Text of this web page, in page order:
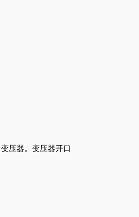
压器。变压器开口